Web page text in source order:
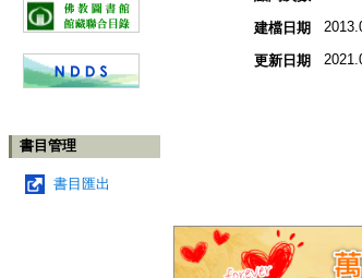
書目管理
書目匯出
建檔日期
更新日期